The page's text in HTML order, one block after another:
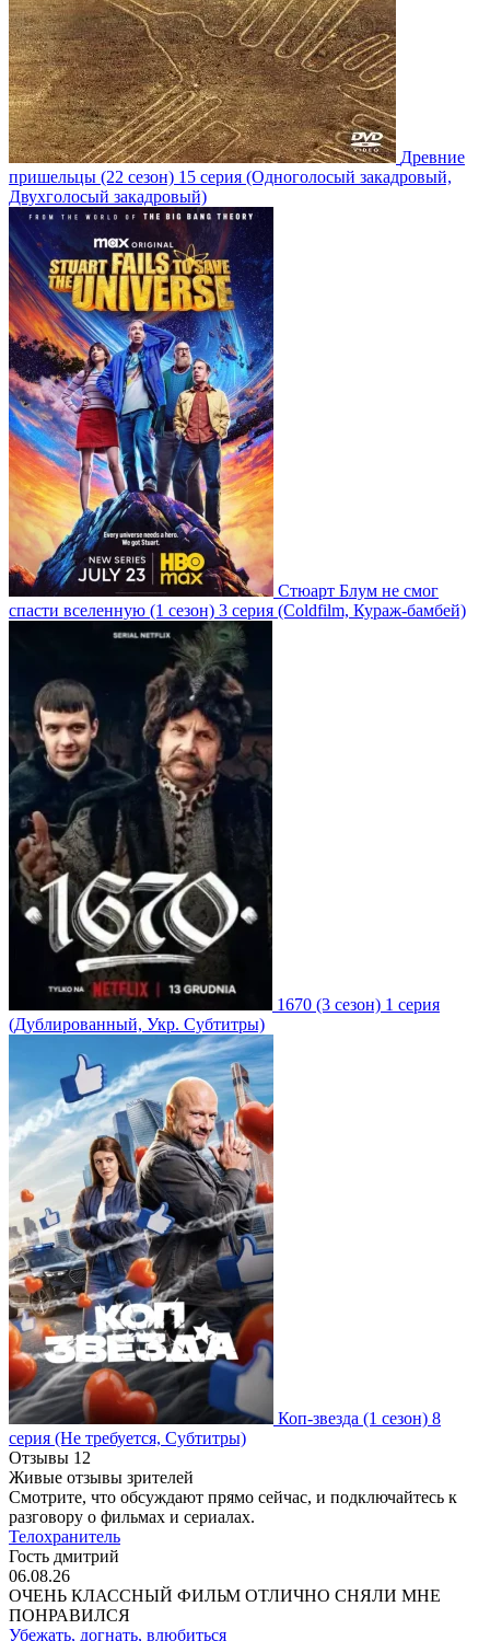
Древние
пришельцы (22 сезон) 15 серия (Одноголосый закадровый,
Двухголосый закадровый)
Стюарт Блум не смог
спасти вселенную (1 сезон) 3 серия (Coldfilm, Кураж-бамбей)
1670 (3 сезон) 1 серия
(Дублированный, Укр. Субтитры)
Коп-звезда (1 сезон) 8
серия (Не требуется, Субтитры)
Отзывы 12
Живые отзывы зрителей
Смотрите, что обсуждают прямо сейчас, и подключайтесь к
разговору о фильмах и сериалах.
Телохранитель
Гость дмитрий
06.08.26
ОЧЕНЬ КЛАССНЫЙ ФИЛЬМ ОТЛИЧНО СНЯЛИ МНЕ
ПОНРАВИЛСЯ
Убежать, догнать, влюбиться